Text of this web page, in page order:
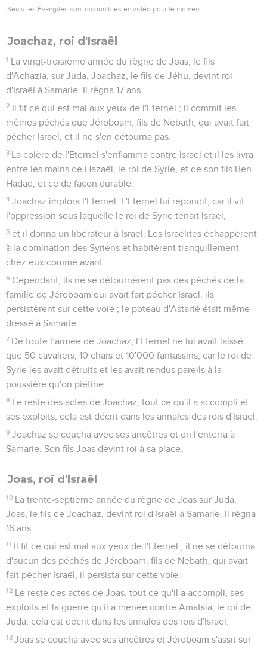
Seuls les Évangiles sont disponibles en vidéo pour le moment.
Joachaz, roi d'Israël
1 La vingt-troisième année du règne de Joas, le fils
d'Achazia, sur Juda, Joachaz, le fils de Jéhu, devint roi
d'Israël à Samarie. Il régna 17 ans.
2 Il fit ce qui est mal aux yeux de l'Eternel ; il commit les
mêmes péchés que Jéroboam, fils de Nebath, qui avait fait
pécher Israël, et il ne s'en détourna pas.
3 La colère de l'Eternel s'enflamma contre Israël et il les livra
entre les mains de Hazaël, le roi de Syrie, et de son fils Ben-
Hadad, et ce de façon durable.
4 Joachaz implora l'Eternel. L'Eternel lui répondit, car il vit
l'oppression sous laquelle le roi de Syrie tenait Israël,
5 et il donna un libérateur à Israël. Les Israélites échappèrent
à la domination des Syriens et habitèrent tranquillement
chez eux comme avant.
6 Cependant, ils ne se détournèrent pas des péchés de la
famille de Jéroboam qui avait fait pécher Israël, ils
persistèrent sur cette voie ; le poteau d'Astarté était même
dressé à Samarie.
7 De toute l’armée de Joachaz, l'Eternel ne lui avait laissé
que 50 cavaliers, 10 chars et 10'000 fantassins, car le roi de
Syrie les avait détruits et les avait rendus pareils à la
poussière qu'on piétine.
8 Le reste des actes de Joachaz, tout ce qu'il a accompli et
ses exploits, cela est décrit dans les annales des rois d'Israël.
9 Joachaz se coucha avec ses ancêtres et on l'enterra à
Samarie. Son fils Joas devint roi à sa place.
Joas, roi d'Israël
10 La trente-septième année du règne de Joas sur Juda,
Joas, le fils de Joachaz, devint roi d'Israël à Samarie. Il régna
16 ans.
11 Il fit ce qui est mal aux yeux de l'Eternel ; il ne se détourna
d'aucun des péchés de Jéroboam, fils de Nebath, qui avait
fait pécher Israël, il persista sur cette voie.
12 Le reste des actes de Joas, tout ce qu'il a accompli, ses
exploits et la guerre qu'il a menée contre Amatsia, le roi de
Juda, cela est décrit dans les annales des rois d'Israël.
13 Joas se coucha avec ses ancêtres et Jéroboam s'assit sur